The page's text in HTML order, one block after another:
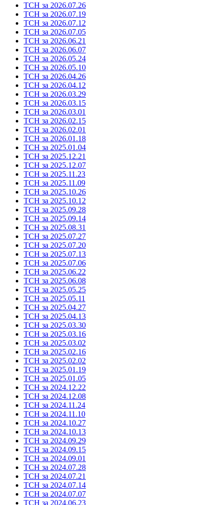
ТСН за 2026.07.26
ТСН за 2026.07.19
ТСН за 2026.07.12
ТСН за 2026.07.05
ТСН за 2026.06.21
ТСН за 2026.06.07
ТСН за 2026.05.24
ТСН за 2026.05.10
ТСН за 2026.04.26
ТСН за 2026.04.12
ТСН за 2026.03.29
ТСН за 2026.03.15
ТСН за 2026.03.01
ТСН за 2026.02.15
ТСН за 2026.02.01
ТСН за 2026.01.18
ТСН за 2025.01.04
ТСН за 2025.12.21
ТСН за 2025.12.07
ТСН за 2025.11.23
ТСН за 2025.11.09
ТСН за 2025.10.26
ТСН за 2025.10.12
ТСН за 2025.09.28
ТСН за 2025.09.14
ТСН за 2025.08.31
ТСН за 2025.07.27
ТСН за 2025.07.20
ТСН за 2025.07.13
ТСН за 2025.07.06
ТСН за 2025.06.22
ТСН за 2025.06.08
ТСН за 2025.05.25
ТСН за 2025.05.11
ТСН за 2025.04.27
ТСН за 2025.04.13
ТСН за 2025.03.30
ТСН за 2025.03.16
ТСН за 2025.03.02
ТСН за 2025.02.16
ТСН за 2025.02.02
ТСН за 2025.01.19
ТСН за 2025.01.05
ТСН за 2024.12.22
ТСН за 2024.12.08
ТСН за 2024.11.24
ТСН за 2024.11.10
ТСН за 2024.10.27
ТСН за 2024.10.13
ТСН за 2024.09.29
ТСН за 2024.09.15
ТСН за 2024.09.01
ТСН за 2024.07.28
ТСН за 2024.07.21
ТСН за 2024.07.14
ТСН за 2024.07.07
ТСН за 2024.06.23